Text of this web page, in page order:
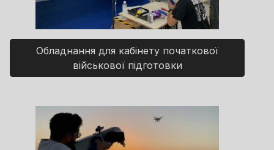
Обладнання для кабінету початкової
військової підготовки